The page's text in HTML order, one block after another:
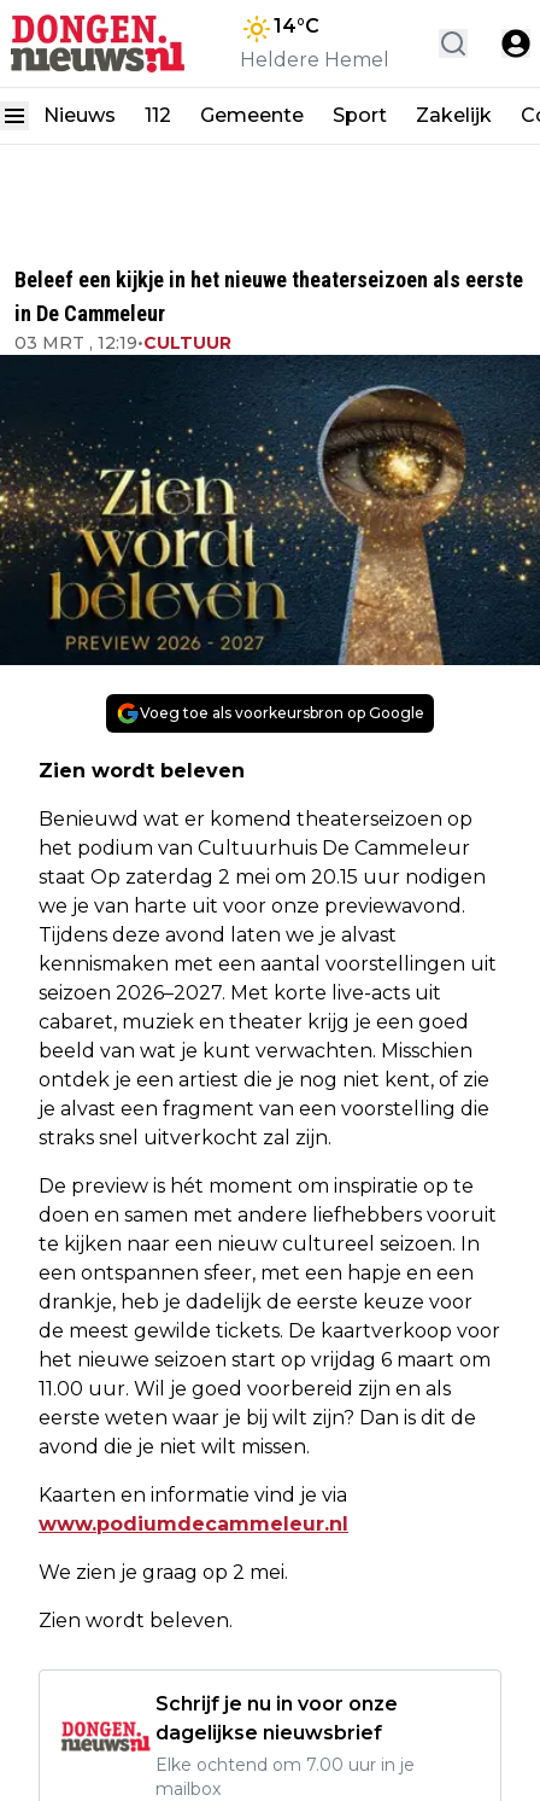
14°C
Heldere Hemel
Nieuws 112 Gemeente Sport Zakelijk
Beleef een kijkje in het nieuwe theaterseizoen als eerste
in De Cammeleur
03 MRT , 12:19•CULTUUR
Voeg toe als voorkeursbron op Google
Zien wordt beleven
Benieuwd wat er komend theaterseizoen op
het podium van Cultuurhuis De Cammeleur
staat Op zaterdag 2 mei om 20.15 uur nodigen
we je van harte uit voor onze previewavond.
Tijdens deze avond laten we je alvast
kennismaken met een aantal voorstellingen uit
seizoen 2026–2027. Met korte live-acts uit
cabaret, muziek en theater krijg je een goed
beeld van wat je kunt verwachten. Misschien
ontdek je een artiest die je nog niet kent, of zie
je alvast een fragment van een voorstelling die
straks snel uitverkocht zal zijn.
De preview is hét moment om inspiratie op te
doen en samen met andere liefhebbers vooruit
te kijken naar een nieuw cultureel seizoen. In
een ontspannen sfeer, met een hapje en een
drankje, heb je dadelijk de eerste keuze voor
de meest gewilde tickets. De kaartverkoop voor
het nieuwe seizoen start op vrijdag 6 maart om
11.00 uur. Wil je goed voorbereid zijn en als
eerste weten waar je bij wilt zijn? Dan is dit de
avond die je niet wilt missen.
Kaarten en informatie vind je via
www.podiumdecammeleur.nl
We zien je graag op 2 mei.
Zien wordt beleven.
Schrijf je nu in voor onze
dagelijkse nieuwsbrief
Elke ochtend om 7.00 uur in je
mailbox